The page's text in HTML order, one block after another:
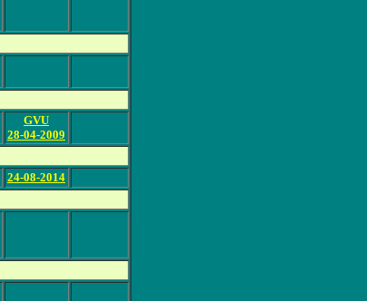
GVU
28-04-2009
24-08-2014